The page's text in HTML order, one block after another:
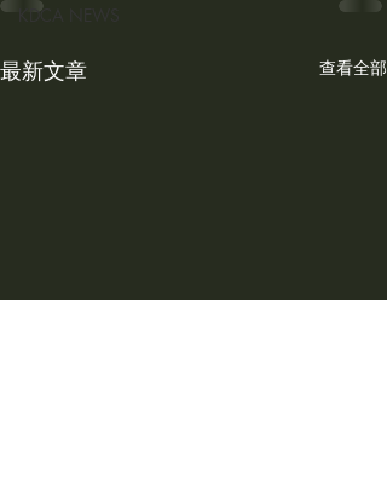
KDCA NEWS
最新文章 查看全部